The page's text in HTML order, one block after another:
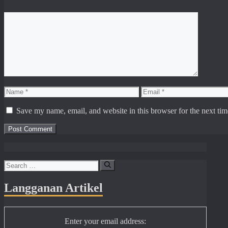
Name Email
Save my name, email, and website in this browser for the next
Search
for:
Langganan Artikel
Enter your email address: